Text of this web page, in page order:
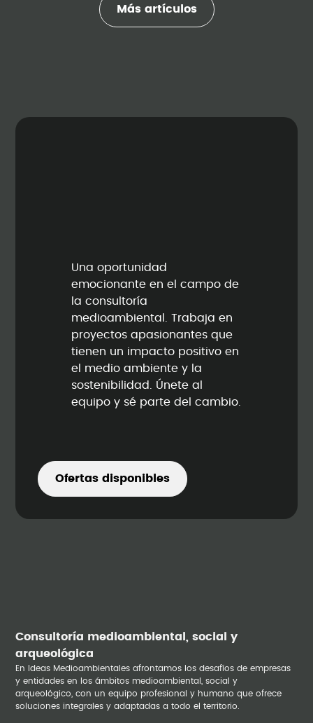
Más artículos
Una oportunidad
emocionante en el campo de
la consultoría
medioambiental. Trabaja en
proyectos apasionantes que
tienen un impacto positivo en
el medio ambiente y la
sostenibilidad. Únete al
equipo y sé parte del cambio.
Ofertas disponibles
Consultoría medioambiental, social y
arqueológica
En Ideas Medioambientales afrontamos los desafíos de empresas
y entidades en los ámbitos medioambiental, social y
arqueológico, con un equipo profesional y humano que ofrece
soluciones integrales y adaptadas a todo el territorio.